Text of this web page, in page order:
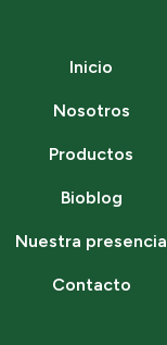
Inicio
Nosotros
Productos
Bioblog
Nuestra presencia
Contacto